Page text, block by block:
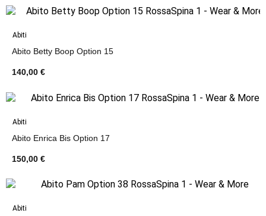
Abiti
Abito Betty Boop Option 15
140,00 €
Abiti
Abito Enrica Bis Option 17
150,00 €
Abiti